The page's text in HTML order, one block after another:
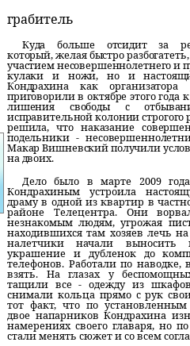
грабитель
Куда больше отсидит за
который, желая быстро
участием несовершеннолетнего и
кулаки и ножи, но и
Кондрахина как организатора
приговорили в октябре этого года
лишения свободы с
исправительной колонии
решила, что наказание
подельники -
Макар Вишневский получили
на двоих.
Дело было в марте 2009
Кондрахиным устроила
драму в одной из квартир в
районе Телецентра. Они
незнакомым людям, угрожая
находившихся там хозяев лечь
налетчики начали выносить
украшение и дубленок до
телефонов. Работали по наводке,
взять. На глазах у
тащили все - одежду из
снимали кольца прямо с рук
тот факт, что по
двое напарников Кондрахина
намерениях своего главаря, но
стали менять сюжет и со всем